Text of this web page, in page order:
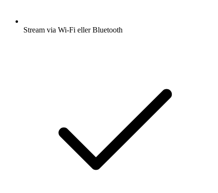
Stream via Wi-Fi eller Bluetooth